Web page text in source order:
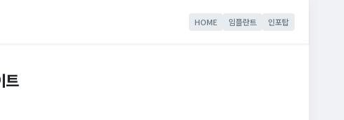
HOME 임플란트 인포탑
트